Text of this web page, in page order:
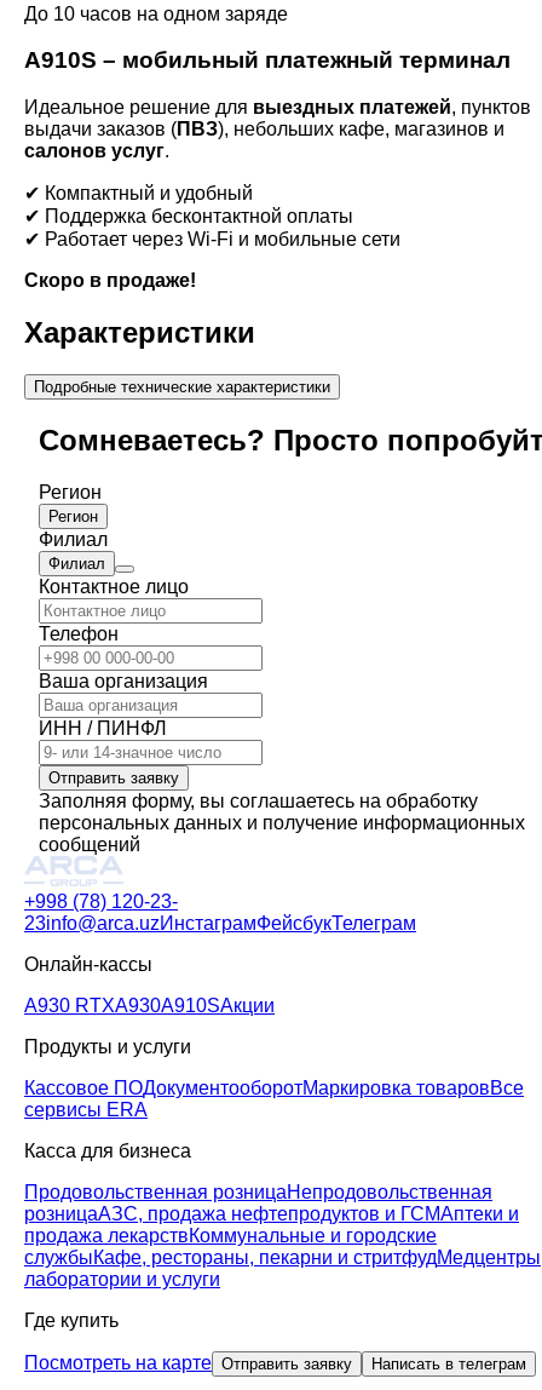
До 10 часов на одном заряде
A910S – мобильный платежный терминал
Идеальное решение для выездных платежей, пунктов
выдачи заказов (ПВЗ), небольших кафе, магазинов и
салонов услуг.
✔ Компактный и удобный
✔ Поддержка бесконтактной оплаты
✔ Работает через Wi-Fi и мобильные сети
Скоро в продаже!
Характеристики
Подробные технические характеристики
Сомневаетесь? Просто
Регион
Регион
Филиал
Филиал
Контактное лицо
Телефон
Ваша организация
ИНН / ПИНФЛ
Отправить заявку
Заполняя форму, вы соглашаетесь на обработку
персональных данных и получение информационных
сообщений
+998 (78) 120-23-
23info@arca.uzИнстаграмФейсбукТелеграм
Онлайн-кассы
A930 RTXA930A910SАкции
Продукты и услуги
Кассовое ПОДокументооборотМаркировка товаровВсе
сервисы ERA
Касса для бизнеса
Продовольственная розницаНепродовольственная
розницаАЗС, продажа нефтепродуктов и ГСМАптеки и
продажа лекарствКоммунальные и городские
службыКафе, рестораны, пекарни и стритфуд
лаборатории и услуги
Где купить
Посмотреть на карте Отправить заявку Написать в телеграм